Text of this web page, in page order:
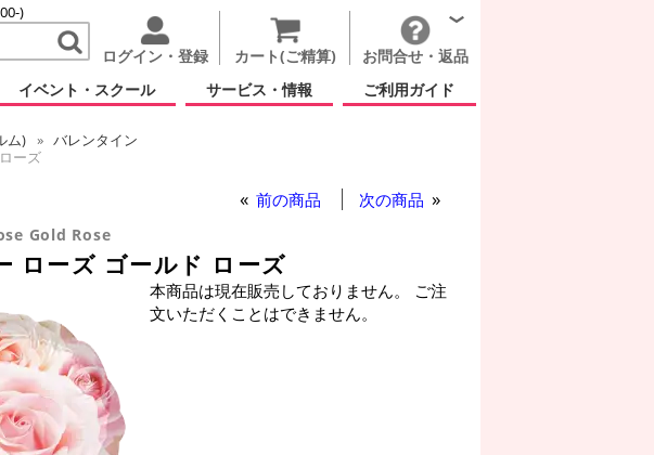
)
ログイン・登録 カート(ご精算)
お問合せ・返品
イベント・スクール サービス・情報 ご利用ガイド
ム)
バレンタイン
ーズ
前の商品 次の商品
Gold Rose
ローズ ゴールド ローズ
本商品は現在販売しておりません。 ご注
文いただくことはできません。